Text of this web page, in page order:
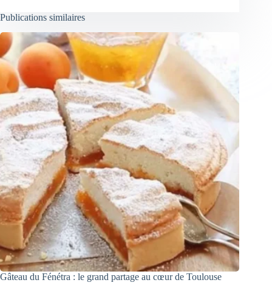
Publications similaires
Gâteau du Fénétra : le grand partage au cœur de Toulouse